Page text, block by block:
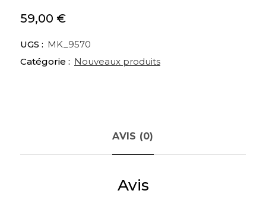
59,00 €
UGS : MK_9570
Catégorie : Nouveaux produits
AVIS (0)
Avis